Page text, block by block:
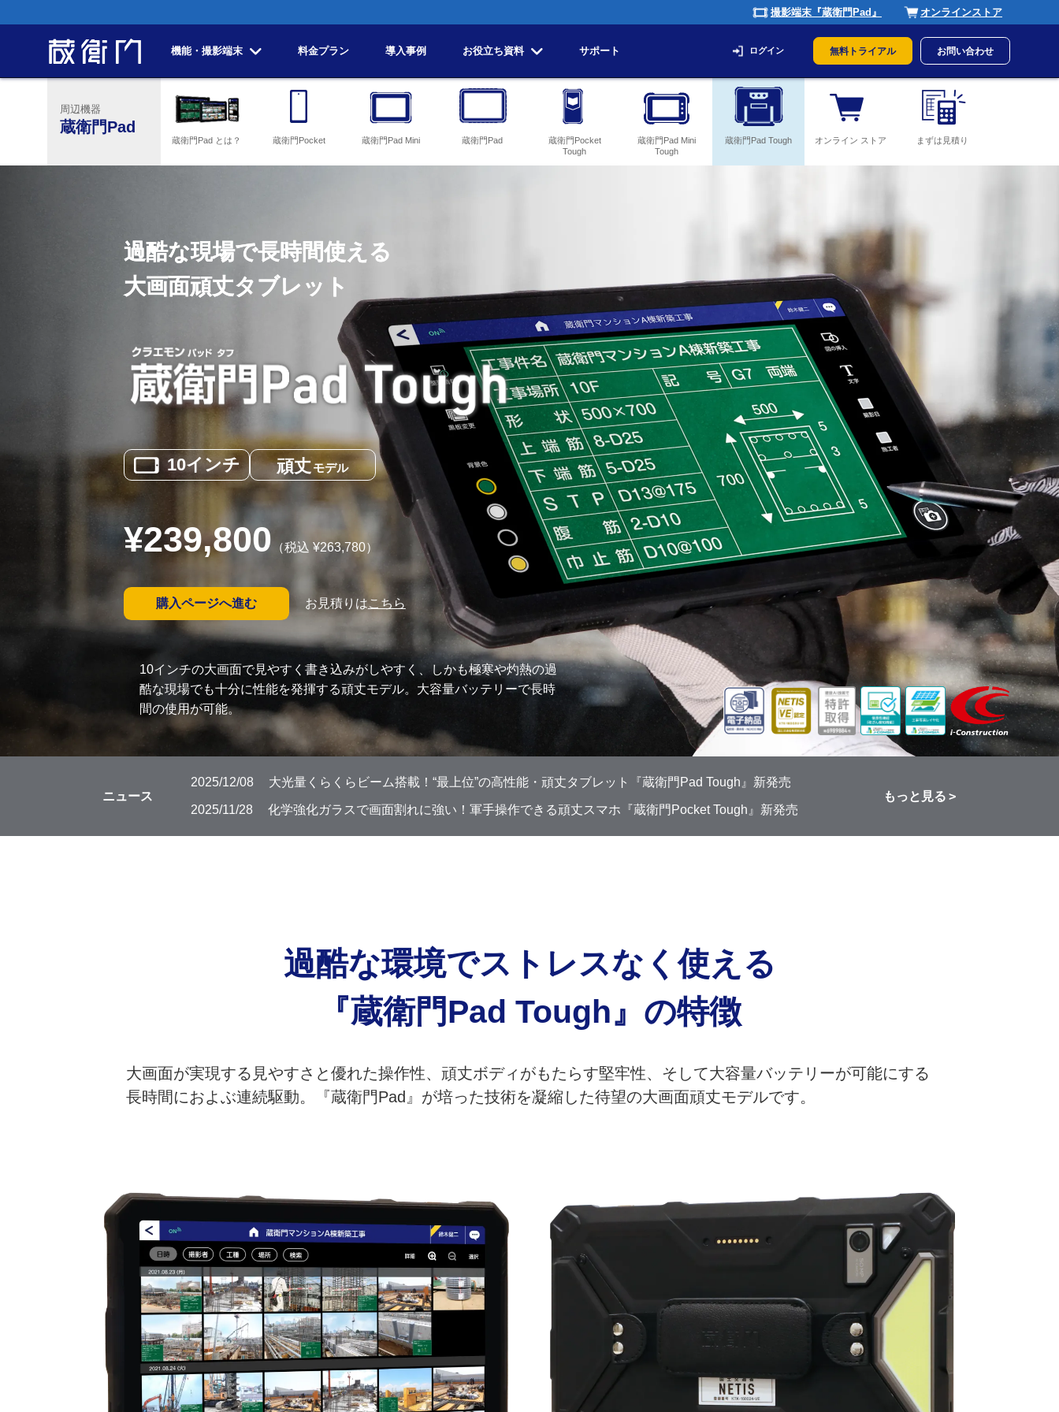
撮影端末『蔵衛門Pad』 オンラインストア
機能・撮影端末 料金プラン 導入事例 お役立ち資料 サポート ログイン 無料トライアル お問い合わせ
周辺機器
蔵衛門Pad
蔵衛門Pad とは？ 蔵衛門Pocket 蔵衛門Pad Mini 蔵衛門Pad
蔵衛門Pocket
Tough
蔵衛門Pad Mini
Tough
蔵衛門Pad Tough オンライン ストア まずは見積り
過酷な現場で長時間使える
大画面頑丈タブレット
10インチ 頑丈モデル
¥239,800 （税込 ¥263,780）
購入ページへ進む お見積りはこちら
10インチの大画面で見やすく書き込みがしやすく、しかも極寒や灼熱の過
酷な現場でも十分に性能を発揮する頑丈モデル。大容量バッテリーで長時
間の使用が可能。
ニュース
2025/12/08 大光量くらくらビーム搭載！“最上位”の高性能・頑丈タブレット『蔵衛門Pad Tough』新発売
2025/11/28 化学強化ガラスで画面割れに強い！軍手操作できる頑丈スマホ『蔵衛門Pocket Tough』新発売
もっと見る
過酷な環境でストレスなく使える
『蔵衛門Pad Tough』の特徴
大画面が実現する見やすさと優れた操作性、頑丈ボディがもたらす堅牢性、そして大容量バッテリーが可能にする
長時間におよぶ連続駆動。『蔵衛門Pad』が培った技術を凝縮した待望の大画面頑丈モデルです。